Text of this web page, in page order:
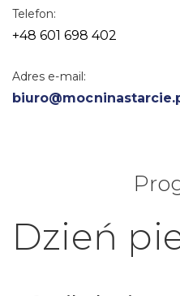
Telefon:
+48 601 698 402
Adres e-mail:
Dzień